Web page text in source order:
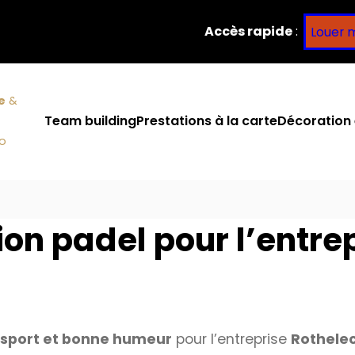
Accès rapide: Louer
&
Team buildingPrestations à la carteDécoration
padel pour
sport et bonne humeur pour l’entreprise